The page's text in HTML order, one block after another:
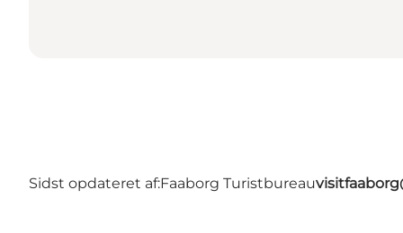
Sidst opdateret af:Faaborg Turistbureau